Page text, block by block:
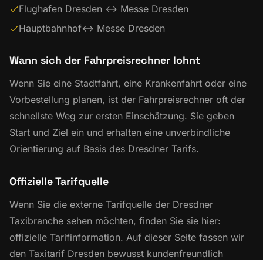
Flughafen Dresden ↔ Messe Dresden
Hauptbahnhof↔ Messe Dresden
Wann sich der Fahrpreisrechner lohnt
Wenn Sie eine Stadtfahrt, eine Krankenfahrt oder eine
Vorbestellung planen, ist der Fahrpreisrechner oft der
schnellste Weg zur ersten Einschätzung. Sie geben
Start und Ziel ein und erhalten eine unverbindliche
Orientierung auf Basis des Dresdner Tarifs.
Offizielle Tarifquelle
Wenn Sie die externe Tarifquelle der Dresdner
Taxibranche sehen möchten, finden Sie sie hier:
offizielle Tarifinformation. Auf dieser Seite fassen wir
den Taxitarif Dresden bewusst kundenfreundlich